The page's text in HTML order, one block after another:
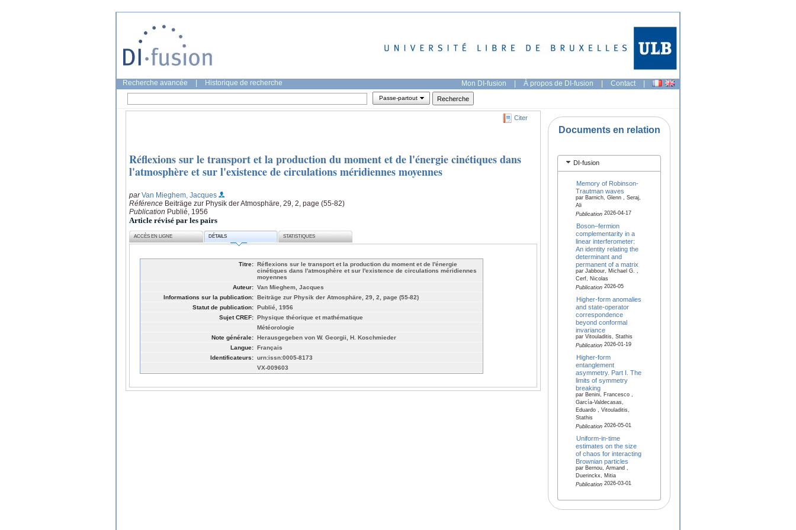
Recherche avancée Historique de recherche Mon DI-fusion | À propos de DI-fusion | Contact |
Passe-partout
Citer
Réflexions sur le transport et la production du moment et de l'énergie cinétiques dans
l'atmosphère et sur l'existence de circulations méridiennes moyennes
parVan Mieghem, Jacques
Référence Beiträge zur Physik der Atmosphäre, 29, 2, page (55-82)
Publication Publié, 1956
Article révisé par les pairs
ACCÈS EN LIGNE DÉTAILS STATISTIQUES
Titre: Réflexions sur le transport et la production du moment et de l'énergie
cinétiques dans l'atmosphère et sur l'existence de circulations méridiennes
moyennes
Auteur: Van Mieghem, Jacques
Informations sur la publication: Beiträge zur Physik der Atmosphäre, 29, 2, page (55-82)
Statut de publication: Publié, 1956
Sujet CREF: Physique théorique et mathématique
Météorologie
Note générale: Herausgegeben von W. Georgii, H. Koschmieder
Langue: Français
Identificateurs: urn:issn:0005-8173
VX-009603
Documents en relation
DI-fusion
Memory of Robinson-
Trautman waves
par Barnich, Glenn , Seraj,
Ali
Publication2026-04-17
Boson–fermion
complementarity in a
linear interferometer:
An identity relating the
determinant and
permanent of a matrix
par Jabbour, Michael G. ,
Cerf, Nicolas
Publication2026-05
Higher-form anomalies
and state-operator
correspondence
beyond conformal
invariance
par Vitouladitis, Stathis
Publication2026-01-19
Higher-form
entanglement
asymmetry. Part I. The
limits of symmetry
breaking
par Benini, Francesco ,
García-Valdecasas,
Eduardo , Vitouladitis,
Stathis
Publication2026-05-01
Uniform-in-time
estimates on the size
of chaos for interacting
Brownian particles
par Bernou, Armand ,
Duerinckx, Mitia
Publication2026-03-01